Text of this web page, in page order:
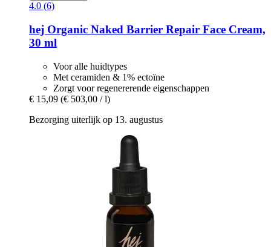
4.0 (6)
hej Organic Naked Barrier Repair Face Cream,
30 ml
Voor alle huidtypes
Met ceramiden & 1% ectoïne
Zorgt voor regenererende eigenschappen
€ 15,09 (€ 503,00 / l)
Bezorging uiterlijk op 13. augustus